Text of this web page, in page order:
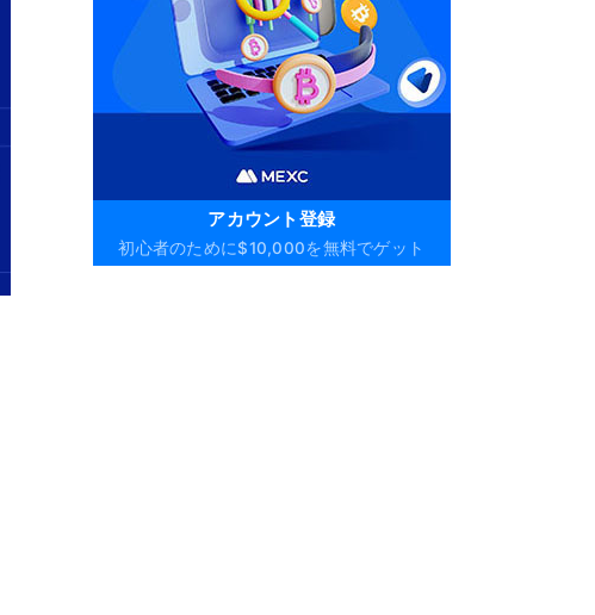
アカウント登録
初心者のために$10,000を無料でゲット